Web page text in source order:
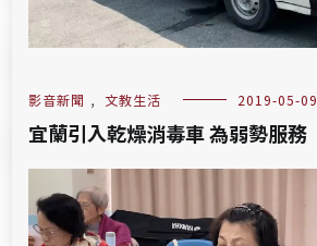
影音新聞 , 文教生活 2019-05-09
宜蘭引入乾燥消毒車 為弱勢服務